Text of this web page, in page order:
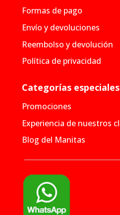
Formas de pago
Envío y devoluciones
Reembolso y devolución
Política de privacidad
Categorías especiales
Promociones
Experiencia de nuestros
Blog del Manitas